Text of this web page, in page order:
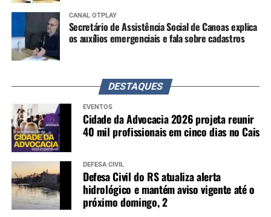
CANAL OTPLAY
Secretário de Assistência Social de Canoas explica
os auxílios emergenciais e fala sobre cadastros
DESTAQUES
EVENTOS
Cidade da Advocacia 2026 projeta reunir
40 mil profissionais em cinco dias no Cais
DEFESA CIVIL
Defesa Civil do RS atualiza alerta
hidrológico e mantém aviso vigente até o
próximo domingo, 2